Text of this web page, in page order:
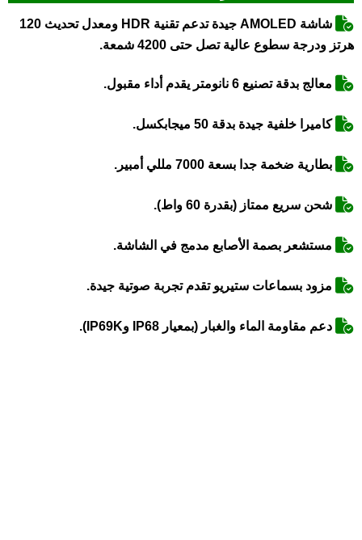
شاشة AMOLED جيدة تدعم تقنية HDR ومعدل تحديث 120
هرتز ودرجة سطوع عالية تصل حتى 4200 شمعة.
معالج بدقة تصنيع 6 نانومتر يقدم أداء مقبول.
كاميرا خلفية جيدة بدقة 50 ميجابكسل.
بطارية ضخمة جدا بسعة 7000 مللي أمبير.
شحن سريع ممتاز (بقدرة 60 واط).
مستشعر بصمة الأصابع مدمج في الشاشة.
مزود بسماعات ستيريو تقدم تجربة صوتية جيدة.
دعم مقاومة الماء والغبار (بمعيار IP68 وIP69K).